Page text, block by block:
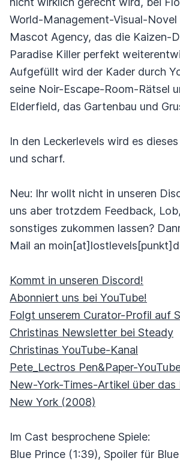
World-Management-Visual-Novel
Mascot Agency, das die Kaizen-
Paradise Killer perfekt
Aufgefüllt wird der Kader durch
seine Noir-Escape-Room-Rätsel
Elderfield, das Gartenbau und
In den Leckerlevels wird es
und scharf.
Neu: Ihr wollt nicht in unseren
uns aber trotzdem Feedback,
sonstiges zukommen lassen?
Mail an
Kommt in unseren Discord!
Abonniert uns bei YouTube!
Folgt unserem Curator-Profil auf
Christinas Newsletter bei Steady
Christinas YouTube-Kanal
Pete_Lectros Pen&Paper-
New-York-Times-Artikel über das
New York (2008)
Im Cast besprochene Spiele:
Blue Prince (1:39), Spoiler für